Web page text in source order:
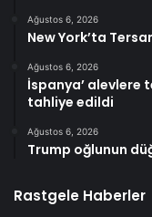
Ağustos 6, 2026
New York’ta
Ağustos 6, 2026
İspanya’ alevlere
tahliye edildi
Ağustos 6, 2026
Trump oğlunun
Rastgele Haberler